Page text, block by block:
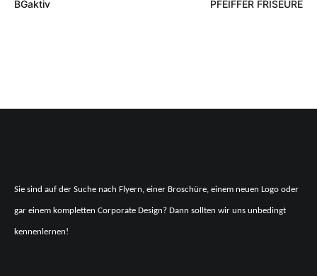
BGaktiv PFEIFFER FRISEURE
Sie sind auf der Suche nach Flyern, einer Broschüre, einem neuen Logo oder
gar einem kompletten Corporate Design? Dann sollten wir uns unbedingt
kennenlernen!